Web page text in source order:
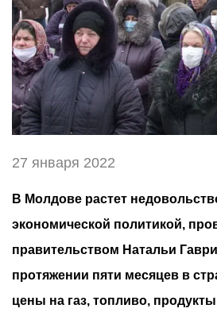
27 января 2022
В Молдове растет
экономической политикой,
правительством Натальи
протяжении пяти месяцев в
цены на газ, топливо,